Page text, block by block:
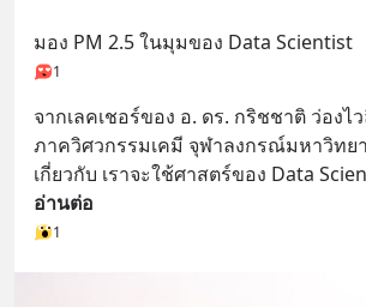
มอง PM 2.5 ในมุมของ Data Scientist
1
จากเลคเชอร์ของ อ. ดร. กริชชาติ ว่องไ
ภาควิศวกรรมเคมี จุฬาลงกรณ์มหาวิทย
เกี่ยวกับ เราจะใช้ศาสตร์ของ Data
อ่านต่อ
1